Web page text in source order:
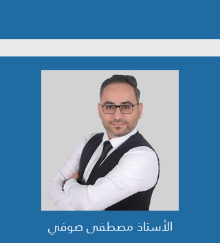
الأستاذ مصطفى صوفي